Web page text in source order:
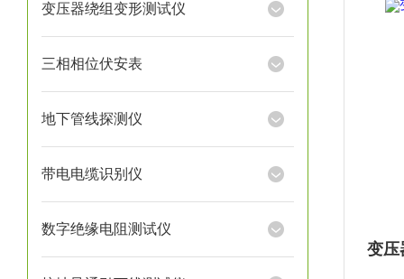
变压器绕组变形测试仪
三相相位伏安表
地下管线探测仪
带电电缆识别仪
数字绝缘电阻测试仪
变压